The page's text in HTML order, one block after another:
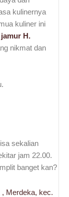
kulinernya
kuliner ini
H.
nikmat dan
sekalian
jam 22.00.
banget kan?
, Merdeka, kec.